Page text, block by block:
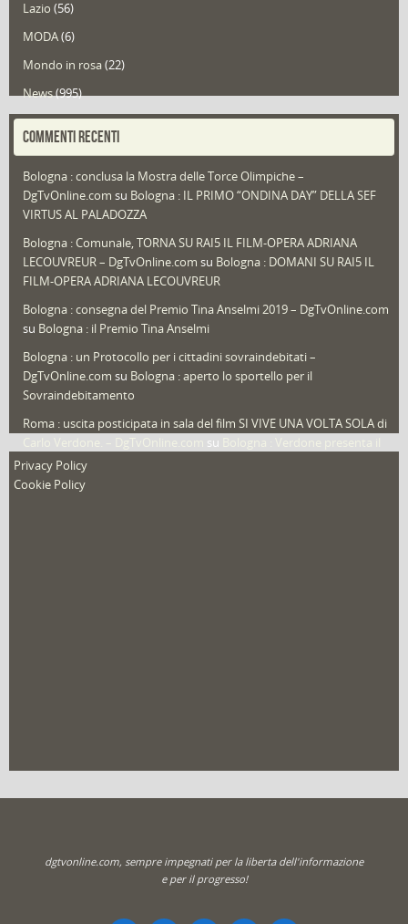
Lazio (56)
MODA(6)
Mondo in rosa(22)
News(995)
Portfolio(1)
Redazioni(1.052)
Speciali (22)
Sport
That's Bologna Magazine(25)
Video (archivio) (263)
COMMENTI RECENTI
Bologna : conclusa la Mostra delle Torce Olimpiche –
DgTvOnline.com su Bologna : IL PRIMO “ONDINA DAY” DELLA SEF
VIRTUS AL PALADOZZA
Bologna : Comunale, TORNA SU RAI5 IL FILM-OPERA ADRIANA
LECOUVREUR – DgTvOnline.com su Bologna : DOMANI SU RAI5 IL
FILM-OPERA ADRIANA LECOUVREUR
Bologna : consegna del Premio Tina Anselmi 2019 – DgTvOnline.com
su Bologna : il Premio Tina Anselmi
Bologna : un Protocollo per i cittadini sovraindebitati –
DgTvOnline.com su Bologna : aperto lo sportello per il
Sovraindebitamento
Roma : uscita posticipata in sala del film SI VIVE UNA VOLTA SOLA di
su
nuovo film
Privacy Policy
Cookie Policy
dgtvonline.com, sempre impegnati per la liberta dell'informazione
e per il progresso!